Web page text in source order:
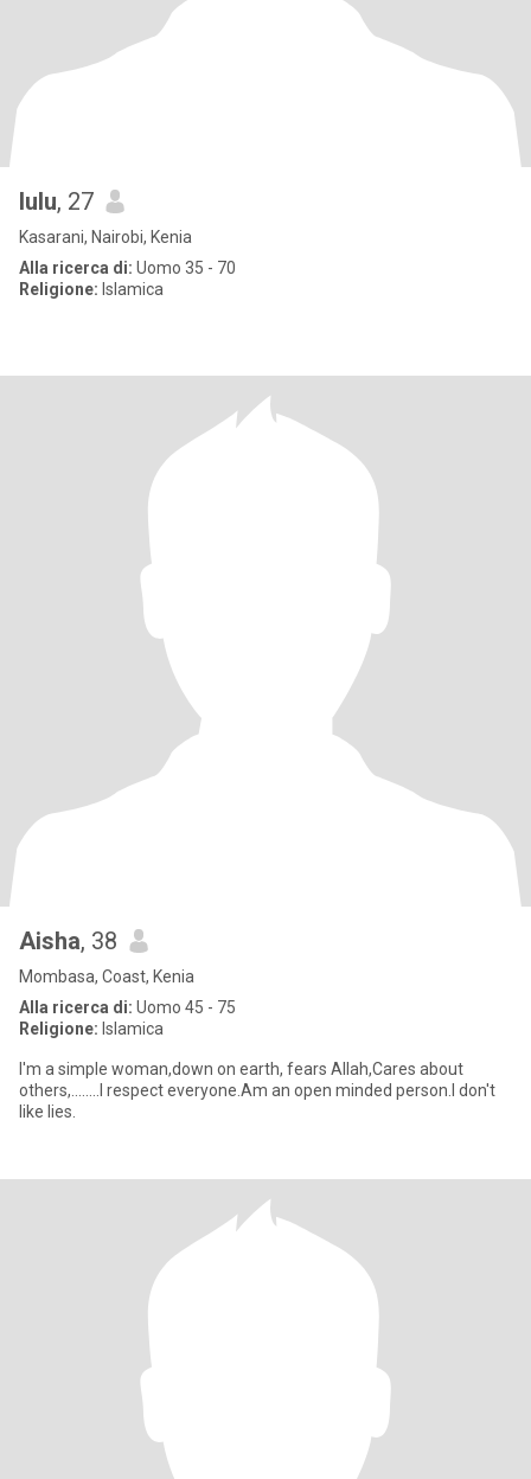
lulu, 27
Kasarani, Nairobi, Kenia
Alla ricerca di: Uomo 35 - 70
Religione: Islamica
Aisha, 38
Mombasa, Coast, Kenia
Alla ricerca di: Uomo 45 - 75
Religione: Islamica
I'm a simple woman,down on earth, fears Allah,Cares about
others,........I respect everyone.Am an open minded person.I don't
like lies.